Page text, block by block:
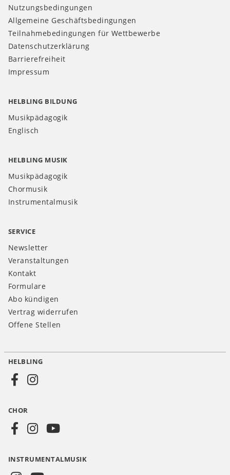
Nutzungsbedingungen
Allgemeine Geschäftsbedingungen
Teilnahmebedingungen für Wettbewerbe
Datenschutzerklärung
Barrierefreiheit
Impressum
HELBLING BILDUNG
Musikpädagogik
Englisch
HELBLING MUSIK
Musikpädagogik
Chormusik
Instrumentalmusik
SERVICE
Newsletter
Veranstaltungen
Kontakt
Formulare
Abo kündigen
Vertrag widerrufen
Offene Stellen
Social
CH
HELBLING
CHOR
INSTRUMENTALMUSIK